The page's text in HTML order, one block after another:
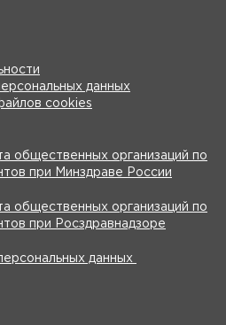
данных
cookies
общественных организаций по
при Минздраве России
общественных организаций по
при Росздравнадзоре
данных